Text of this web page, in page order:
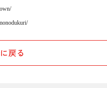
戻る